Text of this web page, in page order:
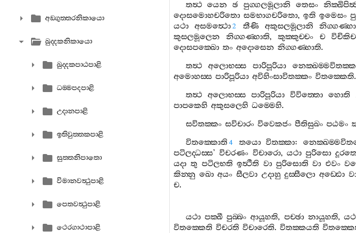
අඞ‍්ගුත‍්තරනිකායො
ඛුද‍්දකනිකායො
ඛුද‍්දකපාඨපාළි
ධම‍්මපදපාළි
උදානපාළි
ඉතිවුත‍්තකපාළි
සුත‍්තනිපාතො
විමානවත්‍ථුපාළි
පෙතවත්‍ථුපාළි
ථෙරගාථාපාළි
තත්‍ථ යෙන ඡ පුග‍්ගලමූලානි තෙසං
දොසමොහචරිතො සමභාගචරිතො, ඉති ඉමෙසං
යථා
අසමත්‍ථො2 තීණි අකුසලමූලානි
කුසලමූලෙන
නිග‍්ගණ‍්හාති, කුක‍්කුච‍්චං ච
දොසපක‍්ඛො තං අදොසෙන නිග‍්ගණ‍්හාති.
තත්‍ථ
අලොභස‍්ස පාරිපූරියා
අමොහස‍්ස පාරිපූරියා අවිහිංසාවිතක‍්කං විතක‍්කෙති.
තත්‍ථ අලොභස‍්ස පාරිපූරියා විවිත‍්තො හොති
පාපකෙහි අකුසලෙහි ධම‍්මෙහි.
සවිතක‍්කං සවිචාරං විවෙකජං පීතිසුඛං පඨමං
විතක‍්කොති 4 තයො විතක‍්කා:
පටිලද‍්ධස‍්ස’විචරණං විචාරො, යථා පුරිසො
යදා තු පටිලභති ඉත්‍ථීති වා පුරිසොති වා එවං
කින‍්නු ඛො අයං සීලවා උදාහු දුස‍්සීලො අඩ‍්ඪො
ච.
යථා පක‍්ඛී පුබ‍්බං ආයූහති, පච‍්ඡා නායූහති,
විතක‍්කෙති විචරති විචාරෙති. විතක‍්කයති